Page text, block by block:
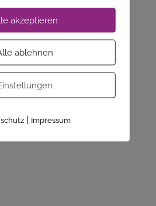
akzeptieren
ablehnen
| Impressum